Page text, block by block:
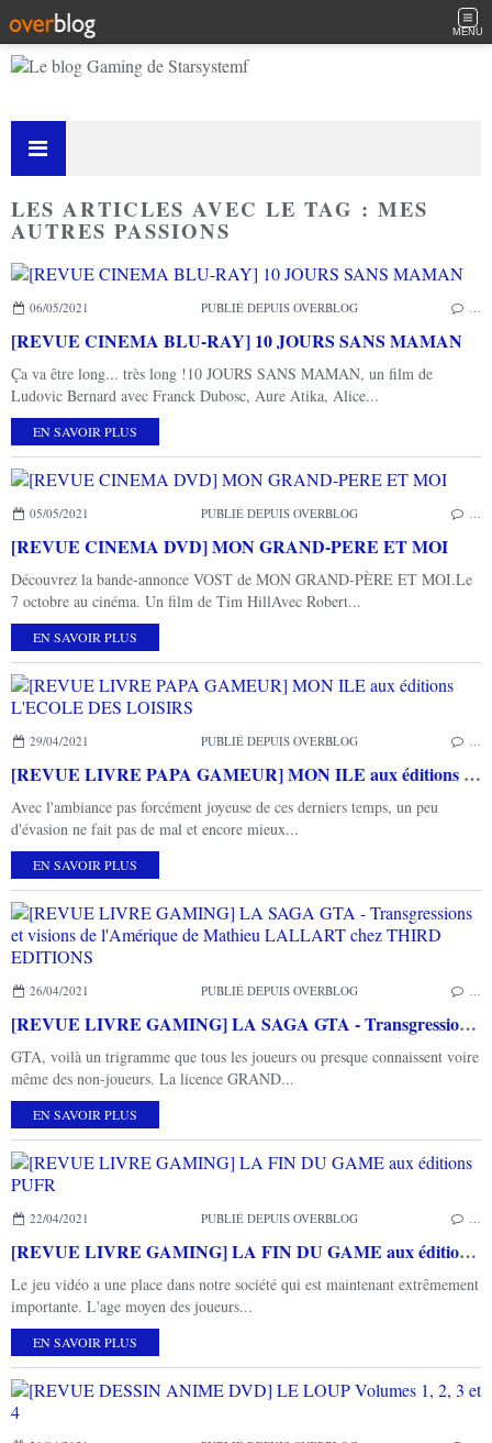
MENU
LES ARTICLES AVEC LE TAG : MES
AUTRES PASSIONS
06/05/2021 PUBLIÉ DEPUIS OVERBLOG
[REVUE CINEMA BLU-RAY] 10 JOURS SANS MAMAN
Ça va être long... très long !10 JOURS SANS MAMAN, un film de
Ludovic Bernard avec Franck Dubosc, Aure Atika, Alice...
EN SAVOIR PLUS
05/05/2021 PUBLIÉ DEPUIS OVERBLOG
[REVUE CINEMA DVD] MON GRAND-PERE ET MOI
Découvrez la bande-annonce VOST de MON GRAND-PÈRE ET MOI.Le
7 octobre au cinéma. Un film de Tim HillAvec Robert...
EN SAVOIR PLUS
29/04/2021 PUBLIÉ DEPUIS OVERBLOG
[REVUE LIVRE PAPA GAMEUR] MON ILE aux éditions L'ECOLE DES LOISIRS
Avec l'ambiance pas forcément joyeuse de ces derniers temps, un peu
d'évasion ne fait pas de mal et encore mieux...
EN SAVOIR PLUS
26/04/2021 PUBLIÉ DEPUIS OVERBLOG
[REVUE LIVRE GAMING] LA SAGA GTA - Transgressions et visions de l'Amérique de Mathieu LALLART chez THIRD EDITIONS
GTA, voilà un trigramme que tous les joueurs ou presque connaissent voire
même des non-joueurs. La licence GRAND...
EN SAVOIR PLUS
22/04/2021 PUBLIÉ DEPUIS OVERBLOG
[REVUE LIVRE GAMING] LA FIN DU GAME aux éditions PUFR
Le jeu vidéo a une place dans notre société qui est maintenant extrêmement
importante. L'age moyen des joueurs...
EN SAVOIR PLUS